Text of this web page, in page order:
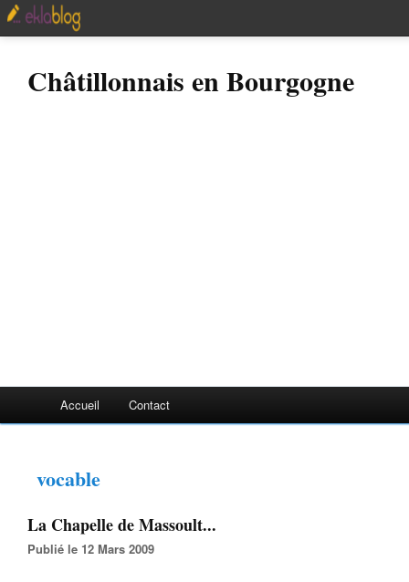
Châtillonnais en Bourgogne
Accueil Contact
vocable
La Chapelle de Massoult...
Publié le 12 Mars 2009